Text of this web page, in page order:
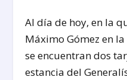
Al día de hoy, en la
Máximo Gómez en
se encuentran dos
estancia del